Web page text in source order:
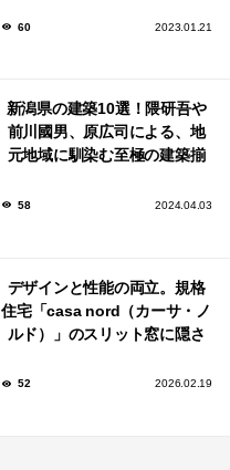
60 2023.01.21
新潟県の建築10選！隈研吾や
前川國男、原広司による、地
元地域に馴染む至極の建築揃
58 2024.04.03
デザインと性能の両立。規格
住宅「casa nord（カーサ・ノ
ルド）」のスリット窓に隠さ
52 2026.02.19